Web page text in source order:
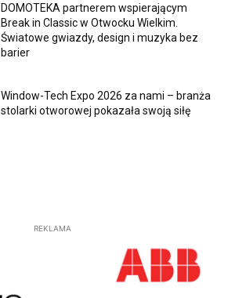
DOMOTEKA partnerem wspierającym
Break in Classic w Otwocku Wielkim.
Światowe gwiazdy, design i muzyka bez
barier
Window-Tech Expo 2026 za nami – branża
stolarki otworowej pokazała swoją siłę
REKLAMA